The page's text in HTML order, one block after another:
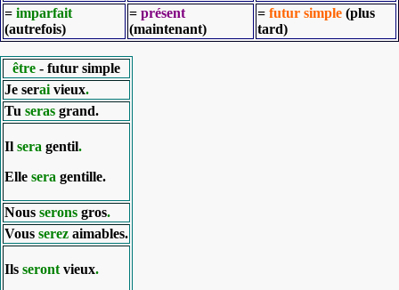
= imparfait
(autrefois)
= présent
(maintenant)
= futur simple (plus
tard)
être - futur simple
Je serai vieux.
Tu seras grand.
Il sera gentil.
Elle sera gentille.
Nous serons gros.
Vous serez aimables.
Ils seront vieux.